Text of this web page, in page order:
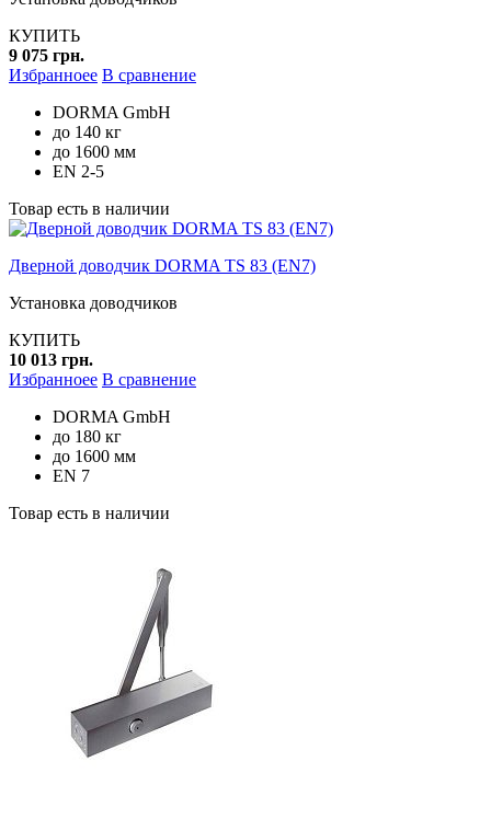
КУПИТЬ
9 075 грн.
Избранноее В сравнение
DORMA GmbH
до 140 кг
до 1600 мм
EN 2-5
Товар есть в наличии
Дверной доводчик DORMA TS 83 (EN7)
Установка доводчиков
КУПИТЬ
10 013 грн.
Избранноее В сравнение
DORMA GmbH
до 180 кг
до 1600 мм
EN 7
Товар есть в наличии